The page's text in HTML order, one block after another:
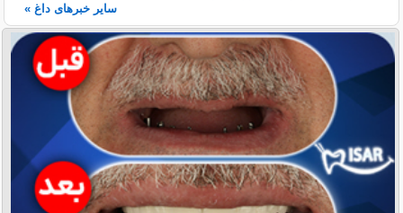
سایر خبرهای داغ »